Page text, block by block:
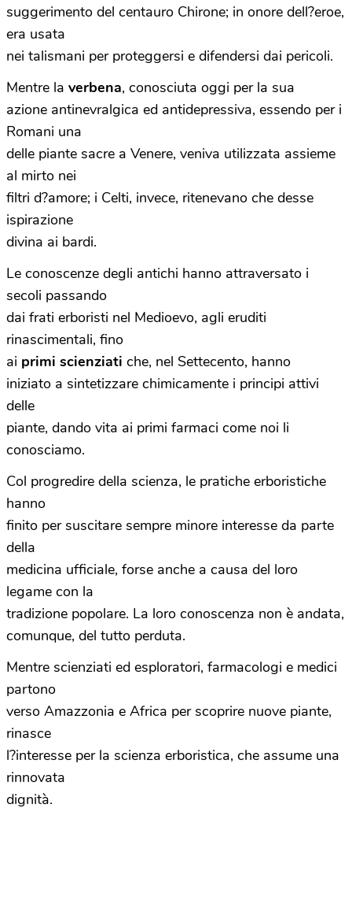
suggerimento del centauro Chirone; in onore dell?eroe,
era usata
nei talismani per proteggersi e difendersi dai pericoli.
Mentre la verbena, conosciuta oggi per la sua
azione antinevralgica ed antidepressiva, essendo per i
Romani una
delle piante sacre a Venere, veniva utilizzata assieme
al mirto nei
filtri d?amore; i Celti, invece, ritenevano che desse
ispirazione
divina ai bardi.
Le conoscenze degli antichi hanno attraversato i
secoli passando
dai frati erboristi nel Medioevo, agli eruditi
rinascimentali, fino
ai primi scienziati che, nel Settecento, hanno
iniziato a sintetizzare chimicamente i principi attivi
delle
piante, dando vita ai primi farmaci come noi li
conosciamo.
Col progredire della scienza, le pratiche erboristiche
hanno
finito per suscitare sempre minore interesse da parte
della
medicina ufficiale, forse anche a causa del loro
legame con la
tradizione popolare. La loro conoscenza non è andata,
comunque, del tutto perduta.
Mentre scienziati ed esploratori, farmacologi e medici
partono
verso Amazzonia e Africa per scoprire nuove piante,
rinasce
l?interesse per la scienza erboristica, che assume una
rinnovata
dignità.